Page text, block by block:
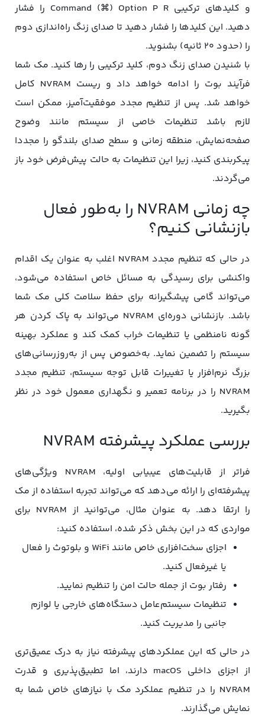
و کلیدهای ترکیبی Command (⌘) Option P R را فشار
دهید. این کلیدها را فشار دهید تا صدای زنگ راه‌‌اندازی دوم
را (حدود ۲۰ ثانیه) بشنوید.
با شنیدن صدای زنگ دوم، کلید ترکیبی را رها کنید. مک شما
فرآیند بوت را ادامه خواهد داد و ریست NVRAM کامل
خواهد شد. پس از تنظیم مجدد موفقیت‌آمیز، ممکن است
لازم باشد تنظیمات خاصی از سیستم مانند وضوح
صفحه‌نمایش، منطقه زمانی و سطح صدای بلندگو را مجددا
پیکربندی کنید، زیرا این تنظیمات به حالت پیش‌فرض خود باز
می‌گردند.
چه زمانی NVRAM را به‌طور فعال
بازنشانی کنیم؟
در حالی که تنظیم مجدد NVRAM اغلب به عنوان یک اقدام
واکنشی برای رسیدگی به مسائل خاص استفاده می‌شود،
می‌تواند گامی پیشگیرانه برای حفظ سلامت کلی مک شما
باشد. بازنشانی دوره‌ای NVRAM می‌تواند به پاک کردن هر
گونه نامنظمی یا تنظیمات خراب کمک کند و عملکرد بهینه
سیستم را تضمین نماید. به‌خصوص پس از به‌روزرسانی‌های
بزرگ نرم‌افزار یا تغییرات قابل ‌توجه سیستم، تنظیم مجدد
NVRAM را در برنامه تعمیر و نگهداری معمول خود در نظر
بگیرید.
بررسی عملکرد پیشرفته NVRAM
فراتر از قابلیت‌های عیبیابی اولیه، NVRAM ویژگی‌های
پیشرفته‌ای را ارائه می‌دهد که می‌تواند تجربه استفاده از مک
را ارتقا دهد. به عنوان مثال، می‌توانید از NVRAM برای
مواردی که در این بخش ذکر شده، استفاده کنید:
اجزای سخت‌افزاری خاص مانند WiFi و بلوتوث را فعال
یا غیرفعال کنید.
رفتار بوت از جمله حالت امن را تنظیم نمایید.
تنظیمات سیستم‌عامل دستگاه‌های خارجی یا لوازم
جانبی را مدیریت کنید.
در حالی که این عملکردهای پیشرفته نیاز به درک عمیق‌تری
از اجزای داخلی macOS دارند، اما تطبیق‌پذیری و قدرت
NVRAM را در تنظیم عملکرد مک با نیازهای خاص شما به
نمایش می‌گذارند.